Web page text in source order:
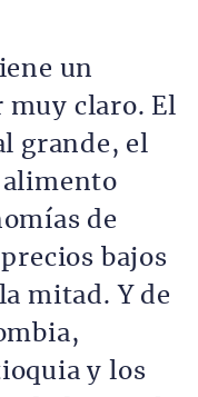
un
muy claro. El
grande, el
alimento
de
bajos
mitad. Y de
y los